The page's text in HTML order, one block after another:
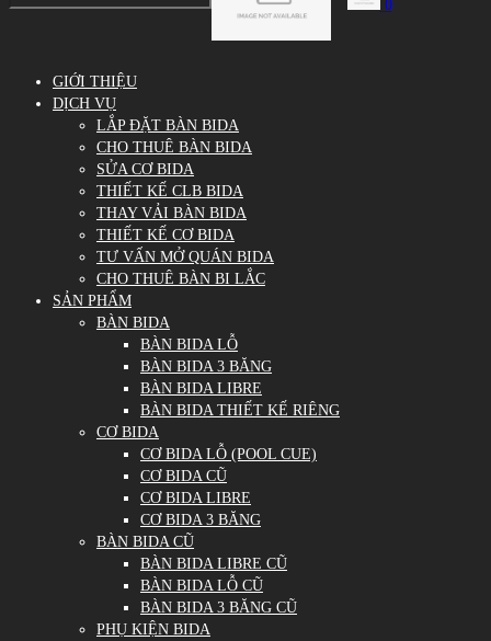
0
GIỚI THIỆU
DỊCH VỤ
LẮP ĐẶT BÀN BIDA
CHO THUÊ BÀN BIDA
SỬA CƠ BIDA
THIẾT KẾ CLB BIDA
THAY VẢI BÀN BIDA
THIẾT KẾ CƠ BIDA
TƯ VẤN MỞ QUÁN BIDA
CHO THUÊ BÀN BI LẮC
SẢN PHẨM
BÀN BIDA
BÀN BIDA LỖ
BÀN BIDA 3 BĂNG
BÀN BIDA LIBRE
BÀN BIDA THIẾT KẾ RIÊNG
CƠ BIDA
CƠ BIDA LỖ (POOL CUE)
CƠ BIDA CŨ
CƠ BIDA LIBRE
CƠ BIDA 3 BĂNG
BÀN BIDA CŨ
BÀN BIDA LIBRE CŨ
BÀN BIDA LỖ CŨ
BÀN BIDA 3 BĂNG CŨ
PHỤ KIỆN BIDA